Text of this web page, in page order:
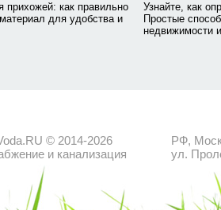
как правильно
для удобства и
Узнайте, как
Простые
недвижимости
© 2014-2026
и канализация
РФ,
ул.